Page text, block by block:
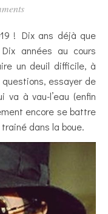
! Dix ans déjà que
années au cours
un deuil difficile, à
essayer de
à vau-l’eau (enfin
encore se battre
dans la boue.